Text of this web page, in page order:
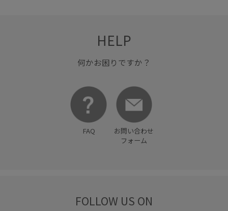
HELP
何かお困りですか？
FAQ
お問い合わせ
フォーム
FOLLOW US ON